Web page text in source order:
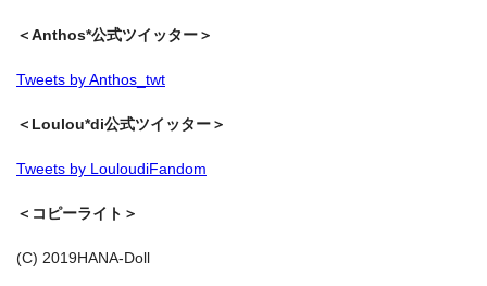
＜Anthos*公式ツイッター＞
Tweets by Anthos_twt
＜Loulou*di公式ツイッター＞
Tweets by LouloudiFandom
＜コピーライト＞
(C) 2019HANA-Doll